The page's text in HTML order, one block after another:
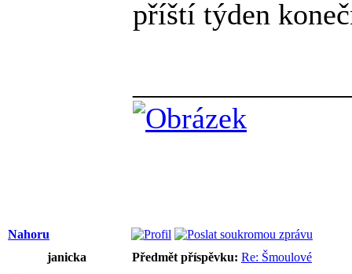
příští týden
Nahoru
janicka
Předmět příspěvku: Re: Šmoulové